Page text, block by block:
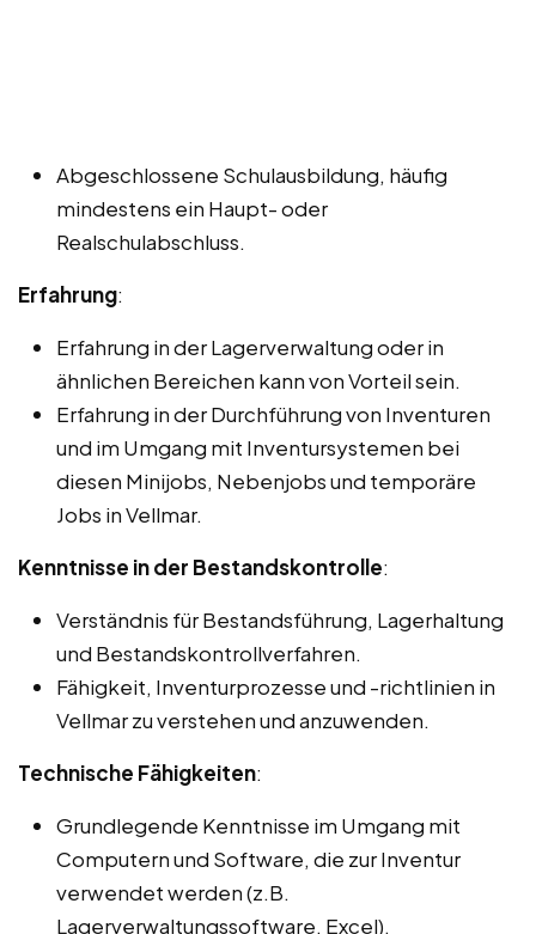
Abgeschlossene Schulausbildung, häufig
mindestens ein Haupt- oder
Realschulabschluss.
Erfahrung:
Erfahrung in der Lagerverwaltung oder in
ähnlichen Bereichen kann von Vorteil sein.
Erfahrung in der Durchführung von Inventuren
und im Umgang mit Inventursystemen bei
diesen Minijobs, Nebenjobs und temporäre
Jobs in Vellmar.
Kenntnisse in der Bestandskontrolle:
Verständnis für Bestandsführung, Lagerhaltung
und Bestandskontrollverfahren.
Fähigkeit, Inventurprozesse und -richtlinien in
Vellmar zu verstehen und anzuwenden.
Technische Fähigkeiten:
Grundlegende Kenntnisse im Umgang mit
Computern und Software, die zur Inventur
verwendet werden (z.B.
Lagerverwaltungssoftware, Excel).